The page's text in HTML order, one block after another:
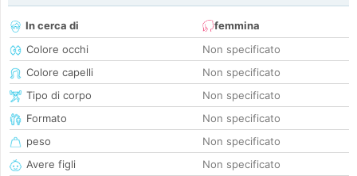
In cerca di
femmina
Colore occhi
Non specificato
Colore capelli
Non specificato
Tipo di corpo
Non specificato
Formato
Non specificato
peso
Non specificato
Avere figli
Non specificato